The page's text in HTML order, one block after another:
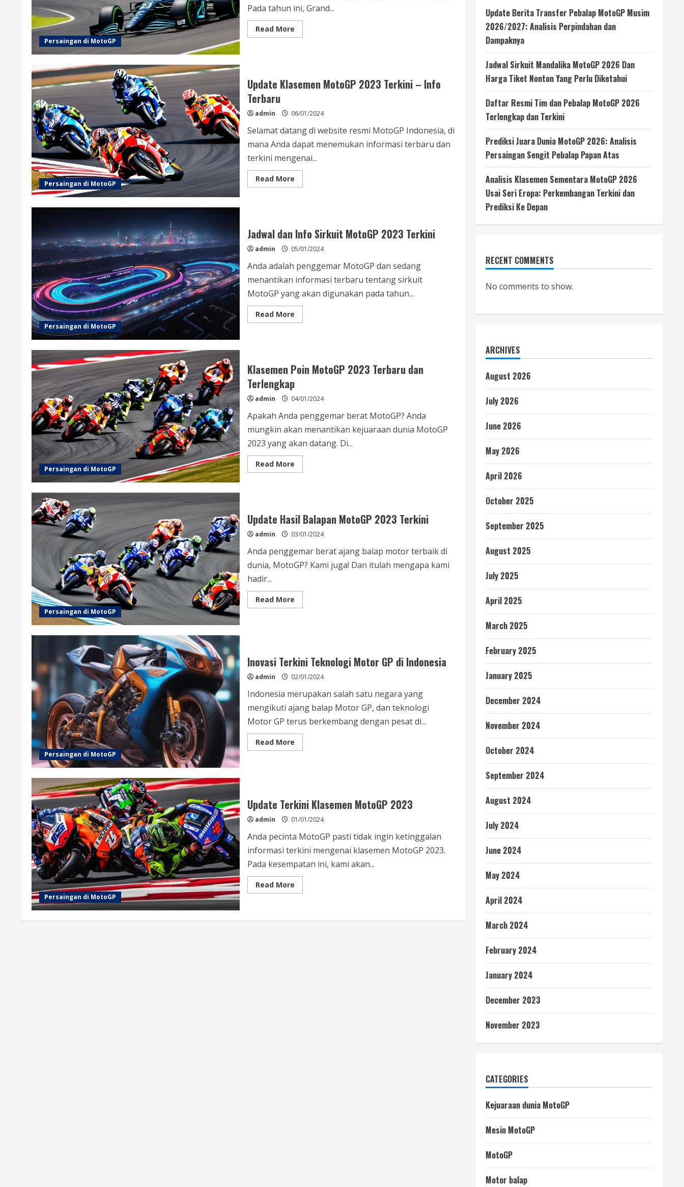
Persaingan di MotoGP
Pada tahun ini, Grand...
Read MoreRead
more
–
Persaingan di MotoGP
Update Klasemen MotoGP 2023 Terkini – Info
Terbaru
admin 06/01/2024
Selamat datang di website resmi MotoGP Indonesia, di
mana Anda dapat menemukan informasi terbaru dan
terkini mengenai...
Read MoreRead
more
Terkini
Terbaru
Persaingan di MotoGP
Jadwal dan Info Sirkuit MotoGP 2023 Terkini
admin 05/01/2024
Anda adalah penggemar MotoGP dan sedang
menantikan informasi terbaru tentang sirkuit
MotoGP yang akan digunakan pada tahun...
Read MoreRead
more
MotoGP
2023
Persaingan di MotoGP
Klasemen Poin MotoGP 2023 Terbaru dan
Terlengkap
admin 04/01/2024
Apakah Anda penggemar berat MotoGP? Anda
mungkin akan menantikan kejuaraan dunia MotoGP
2023 yang akan datang. Di...
Read MoreRead
more
Terbaru
dan
Terlengkap
Persaingan di MotoGP
Update Hasil Balapan MotoGP 2023 Terkini
admin 03/01/2024
Anda penggemar berat ajang balap motor terbaik di
dunia, MotoGP? Kami juga! Dan itulah mengapa kami
hadir...
Read MoreRead
more
Terkini
Persaingan di MotoGP
Inovasi Terkini Teknologi Motor GP di Indonesia
admin 02/01/2024
Indonesia merupakan salah satu negara yang
mengikuti ajang balap Motor GP, dan teknologi
Motor GP terus berkembang dengan pesat di...
Read MoreRead
more
di
Indonesia
Persaingan di MotoGP
Update Terkini Klasemen MotoGP 2023
admin 01/01/2024
Anda pecinta MotoGP pasti tidak ingin ketinggalan
informasi terkini mengenai klasemen MotoGP 2023.
Pada kesempatan ini, kami akan...
Read MoreRead
more
Klasemen
Update Berita Transfer Pebalap MotoGP Musim
2026/2027: Analisis Perpindahan dan
Dampaknya
Jadwal Sirkuit Mandalika MotoGP 2026 Dan
Harga Tiket Nonton Yang Perlu Diketahui
Daftar Resmi Tim dan Pebalap MotoGP 2026
Terlengkap dan Terkini
Prediksi Juara Dunia MotoGP 2026: Analisis
Persaingan Sengit Pebalap Papan Atas
Analisis Klasemen Sementara MotoGP 2026
Usai Seri Eropa: Perkembangan Terkini dan
Prediksi Ke Depan
RECENT COMMENTS
No comments to show.
ARCHIVES
August 2026
July 2026
June 2026
May 2026
April 2026
October 2025
September 2025
August 2025
July 2025
April 2025
March 2025
February 2025
January 2025
December 2024
November 2024
October 2024
September 2024
August 2024
July 2024
June 2024
May 2024
April 2024
March 2024
February 2024
January 2024
December 2023
November 2023
CATEGORIES
Kejuaraan dunia MotoGP
Mesin MotoGP
MotoGP
Motor balap